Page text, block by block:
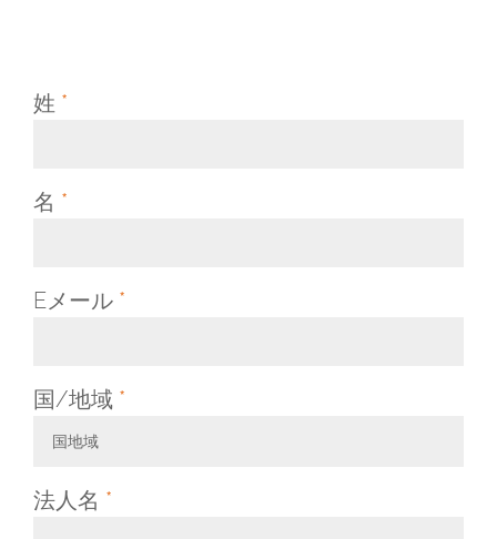
姓 *
名 *
Eメール *
国/地域 *
国地域
法人名 *